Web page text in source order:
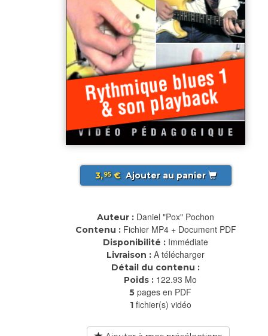
3,95€ Ajouter au panier
Auteur : Daniel "Pox" Pochon
Contenu : Fichier MP4 + Document PDF
Disponibilité : Immédiate
Livraison : A télécharger
Détail du contenu :
Poids : 122.93 Mo
5 pages en PDF
1 fichier(s) vidéo